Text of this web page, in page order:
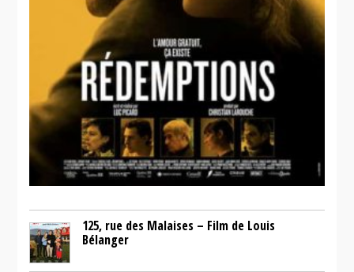
125, rue des Malaises – Film de Louis
Bélanger